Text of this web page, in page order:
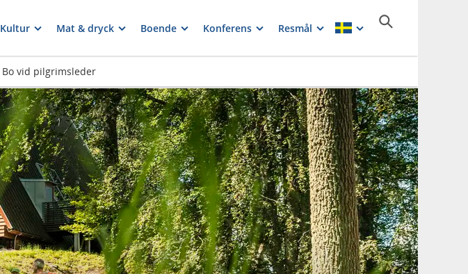
Kultur Mat & dryck Boende Konferens Resmål
Bo vid pilgrimsleder